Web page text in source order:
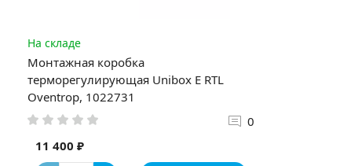
На складе
Монтажная коробка
терморегулирующая Unibox E RTL
Oventrop, 1022731
0
11 400 ₽